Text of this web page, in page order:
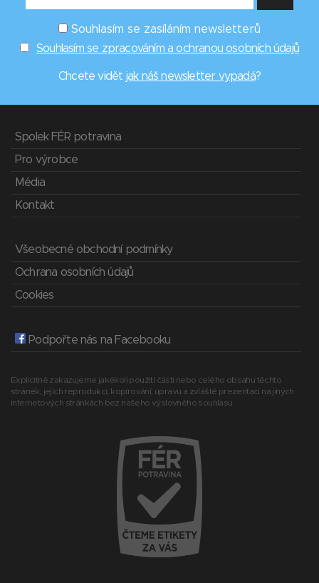
Souhlasím se zasíláním newsletterů
Souhlasím se zpracováním a ochranou osobních údajů
Chcete vidět jak náš newsletter vypadá?
Spolek FÉR potravina
Pro výrobce
Média
Kontakt
Všeobecné obchodní podmínky
Ochrana osobních údajů
Cookies
Podpořte nás na Facebooku
Explicitně zakazujeme jakékoli použití části nebo celého obsahu těchto
stránek, jejich reprodukci, kopírování, úpravu a zvláště prezentaci na jiných
internetových stránkách bez našeho výslovného souhlasu.